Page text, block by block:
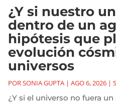
¿Y si nuestro
dentro de un
hipótesis que
evolución
universos
PORSONIA GUPTA| AGO 6, 2026|
¿Y si el universo no fuera